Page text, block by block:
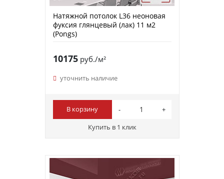
Натяжной потолок L36 неоновая
фуксия глянцевый (лак) 11 м2
(Pongs)
10175руб./м²
уточнить наличие
В корзину
Купить в 1 клик